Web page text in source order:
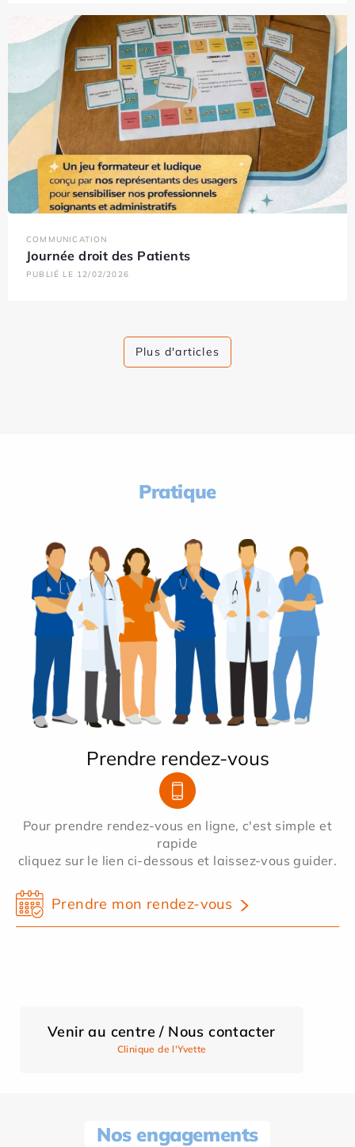
COMMUNICATION
Journée droit des Patients
PUBLIÉ LE 12/02/2026
Plus d'articles
Pratique
Prendre rendez-vous
Pour prendre rendez-vous en ligne, c'est simple et
rapide
cliquez sur le lien ci-dessous et laissez-vous guider.
Prendre mon rendez-vous
Venir au centre / Nous contacter
Clinique de l'Yvette
Nos engagements